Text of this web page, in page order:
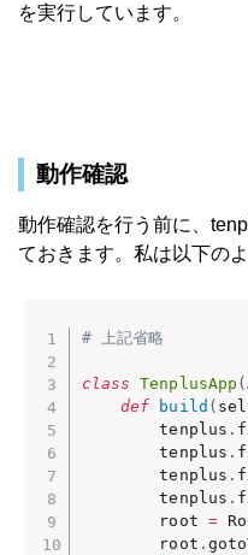
を実行しています。
動作確認
動作確認を行う前に、
ておきます。私は以下の
# 上記省略
class TenplusApp (
def
build (
        tenplus
.
        tenplus
.
        tenplus
.
        tenplus
.
        root
=
        root
.